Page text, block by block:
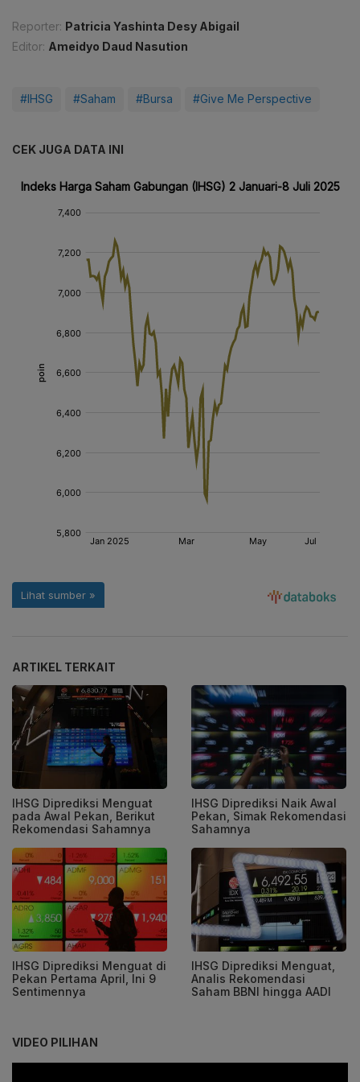
Reporter: Patricia Yashinta Desy Abigail
Editor: Ameidyo Daud Nasution
#IHSG #Saham #Bursa #Give Me Perspective
CEK JUGA DATA INI
ARTIKEL TERKAIT
IHSG Diprediksi Menguat
pada Awal Pekan, Berikut
Rekomendasi Sahamnya
IHSG Diprediksi Naik Awal
Pekan, Simak Rekomendasi
Sahamnya
IHSG Diprediksi Menguat di
Pekan Pertama April, Ini 9
Sentimennya
IHSG Diprediksi Menguat,
Analis Rekomendasi
Saham BBNI hingga AADI
VIDEO PILIHAN